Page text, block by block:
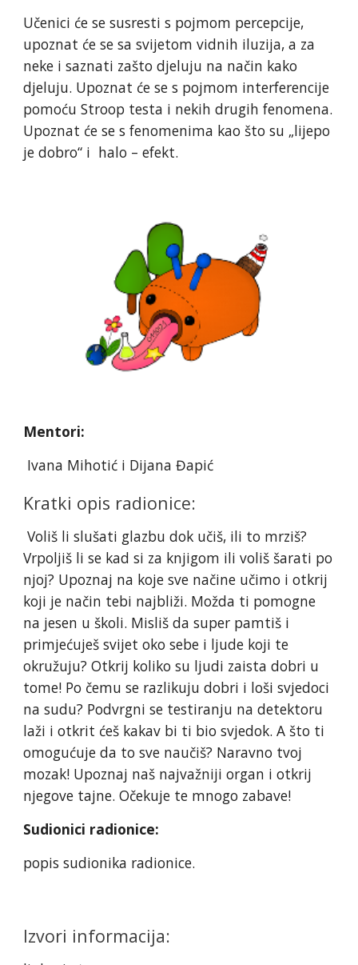
Učenici će se susresti s pojmom percepcije,
upoznat će se sa svijetom vidnih iluzija, a za
neke i saznati zašto djeluju na način kako
djeluju. Upoznat će se s pojmom interferencije
pomoću Stroop testa i nekih drugih fenomena.
Upoznat će se s fenomenima kao što su „lijepo
je dobro“ i halo – efekt.
Mentori:
Ivana Mihotić i Dijana Đapić
Kratki opis radionice:
Voliš li slušati glazbu dok učiš, ili to mrziš?
Vrpoljiš li se kad si za knjigom ili voliš šarati po
njoj? Upoznaj na koje sve načine učimo i otkrij
koji je način tebi najbliži. Možda ti pomogne
na jesen u školi. Misliš da super pamtiš i
primjećuješ svijet oko sebe i ljude koji te
okružuju? Otkrij koliko su ljudi zaista dobri u
tome! Po čemu se razlikuju dobri i loši svjedoci
na sudu? Podvrgni se testiranju na detektoru
laži i otkrit ćeš kakav bi ti bio svjedok. A što ti
omogućuje da to sve naučiš? Naravno tvoj
mozak! Upoznaj naš najvažniji organ i otkrij
njegove tajne. Očekuje te mnogo zabave!
Sudionici radionice:
popis sudionika radionice.
Izvori informacija: